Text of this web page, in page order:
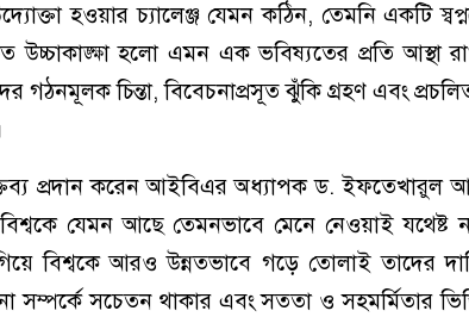
হওয়ার চ্যালেঞ্জ যেমন কঠিন, তেমনি একটি
উচ্চাকাঙ্ক্ষা হলো এমন এক ভবিষ্যতের প্রতি আস্থা
গঠনমূলক চিন্তা, বিবেচনাপ্রসূত ঝুঁকি গ্রহণ এবং
প্রদান করেন আইবিএর অধ্যাপক ড. ইফতেখারুল
যেমন আছে তেমনভাবে মেনে নেওয়াই যথেষ্ট
বিশ্বকে আরও উন্নতভাবে গড়ে তোলাই তাদের
সম্পর্কে সচেতন থাকার এবং সততা ও সহমর্মিতার